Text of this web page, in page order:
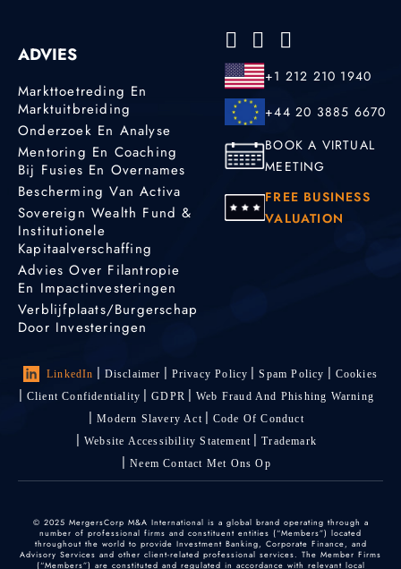
ADVIES
Markttoetreding En
Marktuitbreiding
Onderzoek En Analyse
Mentoring En Coaching
Bij Fusies En Overnames
Bescherming Van Activa
Sovereign Wealth Fund &
Institutionele
Kapitaalverschaffing
Advies Over Filantropie
En Impactinvesteringen
Verblijfplaats/burgerschap
Door Investeringen
+1 212 210 1940
+44 20 3885 6670
BOOK A VIRTUAL
MEETING
FREE BUSINESS
VALUATION
LinkedIn Disclaimer Privacy Policy Spam Policy
Cookies
Client Confidentiality
GDPR
Web Fraud And Phishing Warning
Modern Slavery Act
Code Of Conduct
Website Accessibility Statement
Trademark
Neem Contact Met Ons Op
© 2025 MergersCorp M&A International is a global brand operating through a
number of professional firms and constituent entities (“Members”) located
throughout the world to provide Investment Banking, Corporate Finance, and
Advisory Services and other client-related professional services. The Member Firms
(“Members”) are constituted and regulated in accordance with relevant local